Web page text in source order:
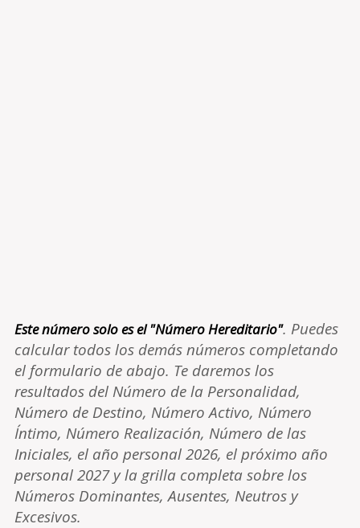
Este número solo es el "Número Hereditario". Puedes
calcular todos los demás números completando
el formulario de abajo. Te daremos los
resultados del Número de la Personalidad,
Número de Destino, Número Activo, Número
Íntimo, Número Realización, Número de las
Iniciales, el año personal 2026, el próximo año
personal 2027 y la grilla completa sobre los
Números Dominantes, Ausentes, Neutros y
Excesivos.